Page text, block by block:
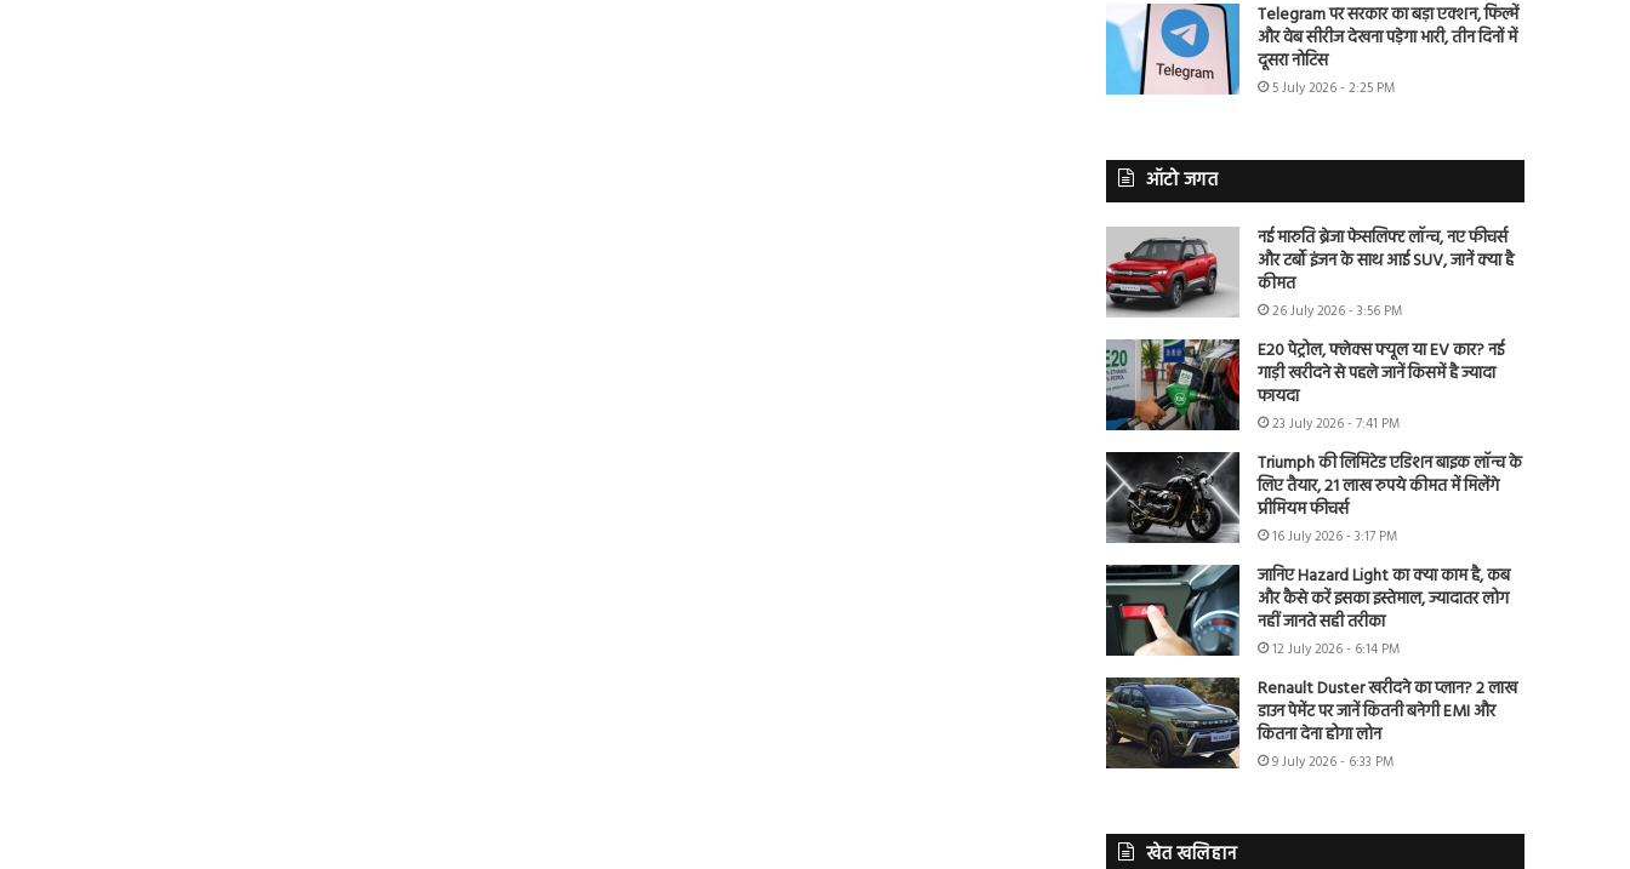
Telegram पर सरकार का बड़ा एक्शन, फिल्में
और वेब सीरीज देखना पड़ेगा भारी, तीन दिनों में
दूसरा नोटिस
5 July 2026 - 2:25 PM
ऑटो जगत
नई मारुति ब्रेजा फेसलिफ्ट लॉन्च, नए फीचर्स
और टर्बो इंजन के साथ आई SUV, जानें क्या है
कीमत
26 July 2026 - 3:56 PM
E20 पेट्रोल, फ्लेक्स फ्यूल या EV कार? नई
गाड़ी खरीदने से पहले जानें किसमें है ज्यादा
फायदा
23 July 2026 - 7:41 PM
Triumph की लिमिटेड एडिशन बाइक लॉन्च के
लिए तैयार, 21 लाख रुपये कीमत में मिलेंगे
प्रीमियम फीचर्स
16 July 2026 - 3:17 PM
जानिए Hazard Light का क्या काम है, कब
और कैसे करें इसका इस्तेमाल, ज्यादातर लोग
नहीं जानते सही तरीका
12 July 2026 - 6:14 PM
Renault Duster खरीदने का प्लान? 2 लाख
डाउन पेमेंट पर जानें कितनी बनेगी EMI और
कितना देना होगा लोन
9 July 2026 - 6:33 PM
खेत खलिहान